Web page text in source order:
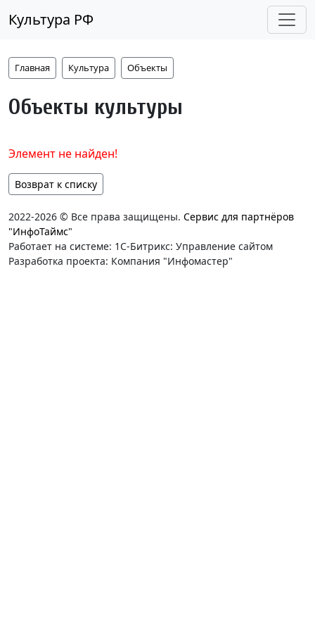
Культура РФ
Главная Культура Объекты
Объекты культуры
Элемент не найден!
Возврат к списку
2022-2026 © Все права защищены. Сервис для партнёров
"ИнфоТаймс"
Работает на системе: 1С-Битрикс: Управление сайтом
Разработка проекта: Компания "Инфомастер"